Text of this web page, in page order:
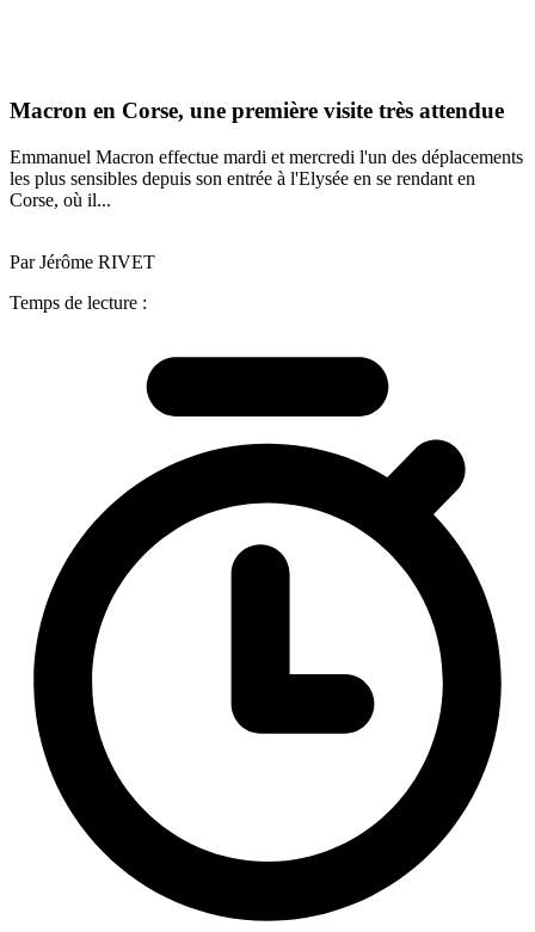
Macron en Corse, une première visite très attendue
Emmanuel Macron effectue mardi et mercredi l'un des déplacements
les plus sensibles depuis son entrée à l'Elysée en se rendant en
Corse, où il...
Par Jérôme RIVET
Temps de lecture :